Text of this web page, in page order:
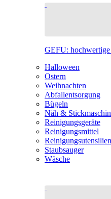
GEFU:
Halloween
Ostern
Weihnachten
Abfallentsorgung
Bügeln
Näh &
Reinigungsgeräte
Reinigungsmittel
Reinigungsutensilien
Staubsauger
Wäsche